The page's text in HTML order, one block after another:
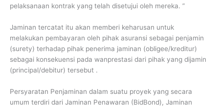
pelaksanaan kontrak yang telah disetujui oleh mereka. ”
Jaminan tercatat itu akan memberi keharusan untuk
melakukan pembayaran oleh pihak asuransi sebagai penjamin
(surety) terhadap pihak penerima jaminan (obligee/kreditur)
sebagai konsekuensi pada wanprestasi dari pihak yang dijamin
(principal/debitur) tersebut .
Persyaratan Penjaminan dalam suatu proyek yang secara
umum terdiri dari Jaminan Penawaran (BidBond), Jaminan